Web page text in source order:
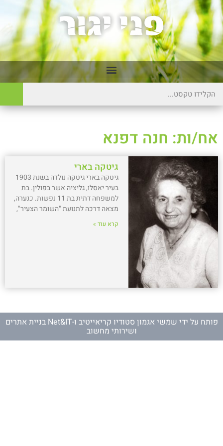
אח/ות: חנה דפנא
גיטקה בארי
גיטקה בארי גיטקה נולדה בשנת 1903
בעיר יאסלו, גליציה אשר בפולין. בת
למשפחה דתית בת 11 נפשות. כנערה,
מצאה דרכה לתנועת "השומר הצעיר",
קרא עוד »
פותח על ידי שמשי אגמון סטודיו קריאייטיב ו- Net&IT בניית אתרים
ושירותי מחשוב